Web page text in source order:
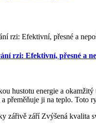
rzi: Efektivní, přesné a
hustotu energie a
přeměňuje ji na teplo. Toto